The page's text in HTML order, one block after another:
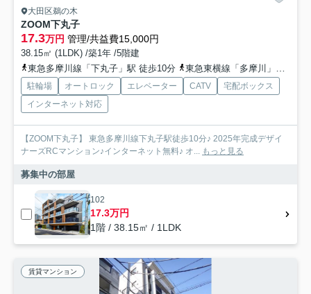
大田区鵜の木
ZOOM下丸子
17.3万円 管理/共益費15,000円
38.15㎡ (1LDK) /築1年 /5階建
東急多摩川線「下丸子」駅 徒歩10分
東急東横線「多摩川」駅 徒歩29分
駐輪場 オートロック エレベーター CATV
宅配ボックス
インターネット対応
【ZOOM下丸子】 東急多摩川線下丸子駅徒歩10分♪ 2025年完成デザイ
ナーズRCマンション♪インターネット無料♪ オ... もっと見る
募集中の部屋
102
17.3万円
1階 / 38.15㎡ / 1LDK
賃貸マンション